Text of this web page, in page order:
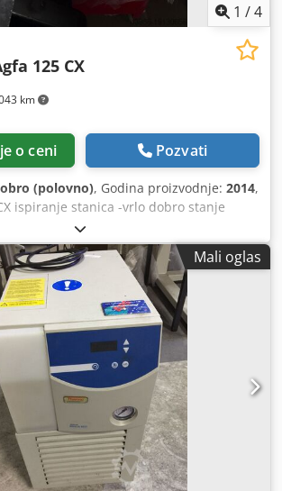
1 /4
km
125 CX
o ceni Pozvati
(polovno), Godina proizvodnje: 2014,
ispiranje stanica -vrlo dobro stanje
Mali oglas